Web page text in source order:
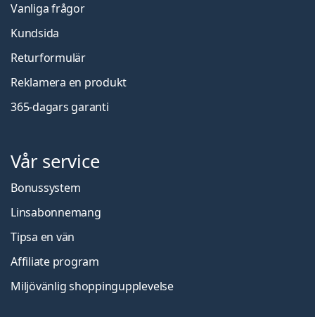
Vanliga frågor
Kundsida
Returformulär
Reklamera en produkt
365-dagars garanti
Vår service
Bonussystem
Linsabonnemang
Tipsa en vän
Affiliate program
Miljövänlig shoppingupplevelse